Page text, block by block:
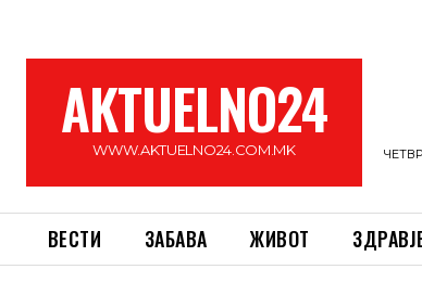
AKTUELNO24
WWW.AKTUELNO24.COM.MK
ВЕСТИ ЗАБАВА ЖИВОТ